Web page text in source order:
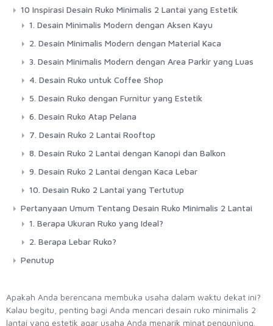
10 Inspirasi Desain Ruko Minimalis 2 Lantai yang Estetik
1. Desain Minimalis Modern dengan Aksen Kayu
2. Desain Minimalis Modern dengan Material Kaca
3. Desain Minimalis Modern dengan Area Parkir yang Luas
4. Desain Ruko untuk Coffee Shop
5. Desain Ruko dengan Furnitur yang Estetik
6. Desain Ruko Atap Pelana
7. Desain Ruko 2 Lantai Rooftop
8. Desain Ruko 2 Lantai dengan Kanopi dan Balkon
9. Desain Ruko 2 Lantai dengan Kaca Lebar
10. Desain Ruko 2 Lantai yang Tertutup
Pertanyaan Umum Tentang Desain Ruko Minimalis 2 Lantai
1. Berapa Ukuran Ruko yang Ideal?
2. Berapa Lebar Ruko?
Penutup
Apakah Anda berencana membuka usaha dalam waktu dekat ini?
Kalau begitu, penting bagi Anda mencari desain ruko minimalis 2
lantai yang estetik agar usaha Anda menarik minat pengunjung.